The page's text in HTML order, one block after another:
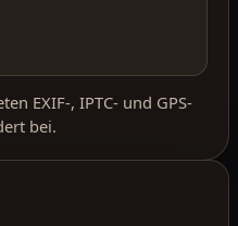
EXIF-, IPTC- und GPS-
bei.